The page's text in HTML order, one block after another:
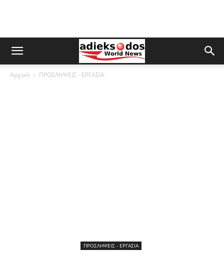
Αρχική ΠΡΟΣΛΗΨΕΙΣ - ΕΡΓΑΣΙΑ
ΠΡΟΣΛΗΨΕΙΣ - ΕΡΓΑΣΙΑ